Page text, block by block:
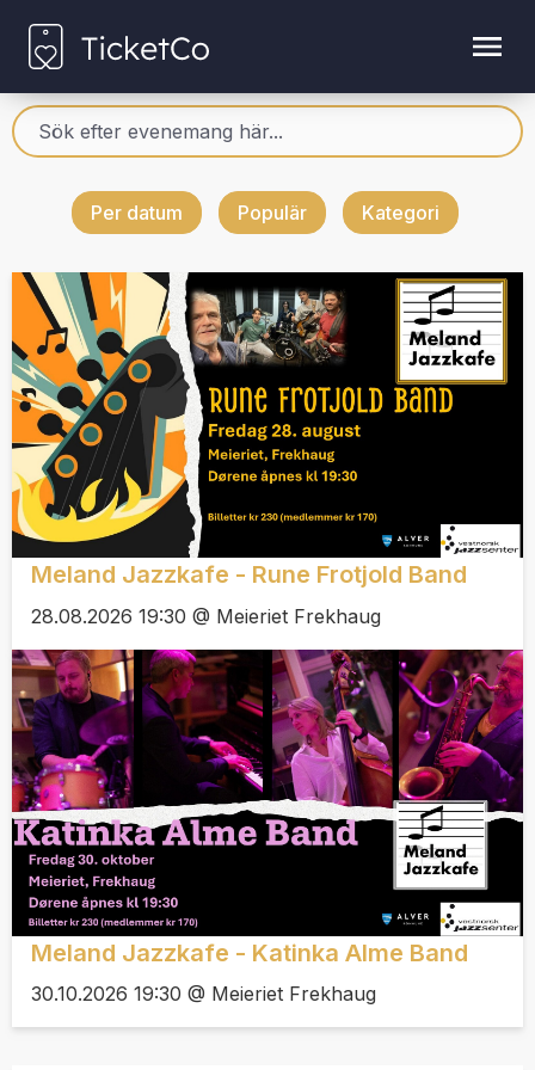
Per datum Populär Kategori
Meland Jazzkafe - Rune Frotjold Band
28.08.2026 19:30 @ Meieriet Frekhaug
Meland Jazzkafe - Katinka Alme Band
30.10.2026 19:30 @ Meieriet Frekhaug